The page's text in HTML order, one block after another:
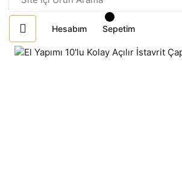
Hesabım Sepetim